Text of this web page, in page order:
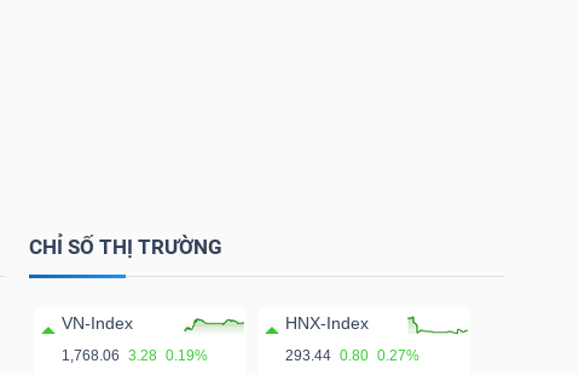
CHỈ SỐ THỊ TRƯỜNG
VN-Index
1,768.06 3.28 0.19%
HNX-Index
293.44 0.80 0.27%